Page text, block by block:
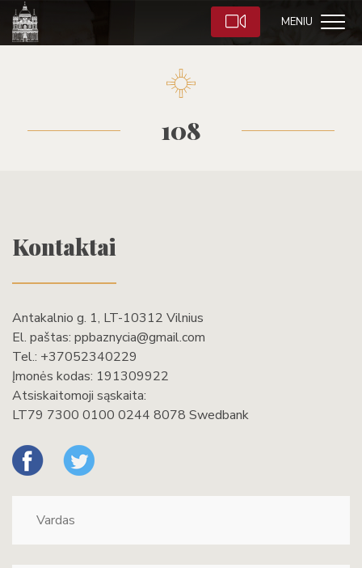
MENIU
108
Kontaktai
Antakalnio g. 1, LT-10312 Vilnius
El. paštas: ppbaznycia@gmail.com
Tel.: +37052340229
Įmonės kodas: 191309922
Atsiskaitomoji sąskaita:
LT79 7300 0100 0244 8078 Swedbank